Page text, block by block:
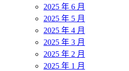
2025 年 6 月
2025 年 5 月
2025 年 4 月
2025 年 3 月
2025 年 2 月
2025 年 1 月